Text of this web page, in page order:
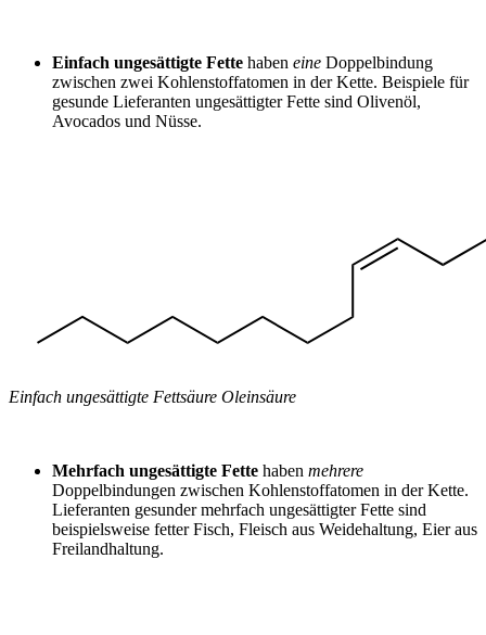
Einfach ungesättigte Fette haben eine Doppelbindung
zwischen zwei Kohlenstoffatomen in der Kette. Beispiele für
gesunde Lieferanten ungesättigter Fette sind Olivenöl,
Avocados und Nüsse.
Einfach ungesättigte Fettsäure Oleinsäure
Mehrfach ungesättigte Fette haben mehrere
Doppelbindungen zwischen Kohlenstoffatomen in der Kette.
Lieferanten gesunder mehrfach ungesättigter Fette sind
beispielsweise fetter Fisch, Fleisch aus Weidehaltung, Eier aus
Freilandhaltung.